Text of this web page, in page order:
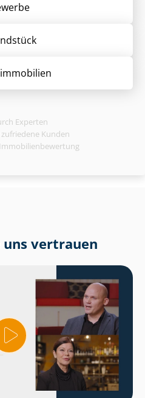
Experten
zufriedene Kunden
uns vertrauen